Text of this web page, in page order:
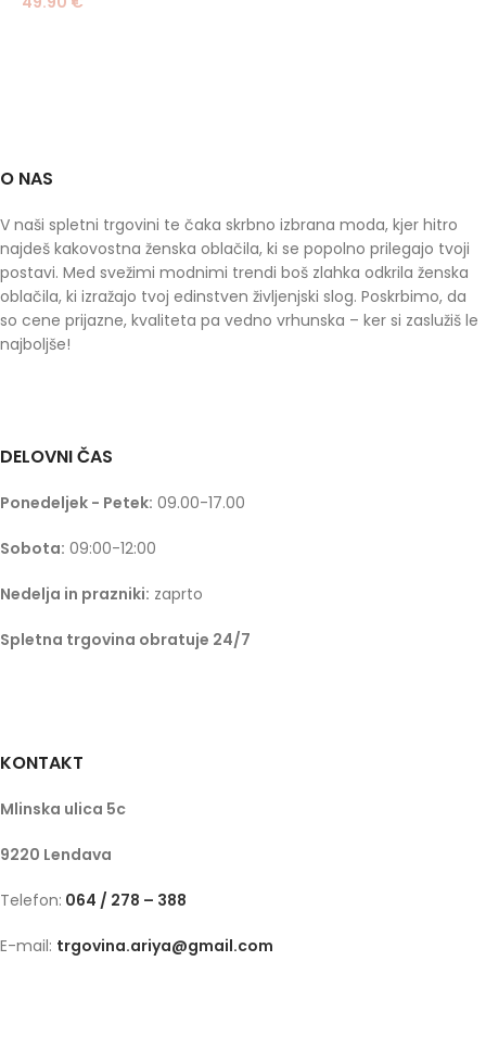
O NAS
V naši spletni trgovini te čaka skrbno izbrana moda, kjer hitro
najdeš kakovostna ženska oblačila, ki se popolno prilegajo tvoji
postavi. Med svežimi modnimi trendi boš zlahka odkrila ženska
oblačila, ki izražajo tvoj edinstven življenjski slog. Poskrbimo, da
so cene prijazne, kvaliteta pa vedno vrhunska – ker si zaslužiš le
najboljše!
DELOVNI ČAS
Ponedeljek - Petek: 09.00-17.00
Sobota: 09:00-12:00
Nedelja in prazniki: zaprto
Spletna trgovina obratuje 24/7
KONTAKT
Mlinska ulica 5c
9220 Lendava
Telefon: 064 / 278 – 388
E-mail: trgovina.ariya@gmail.com